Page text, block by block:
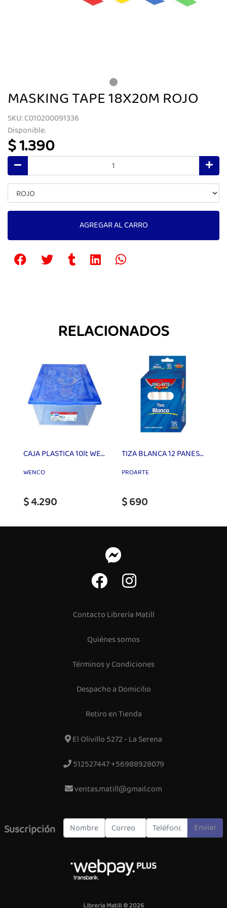
MASKING TAPE 18X20M ROJO
SKU: C010200091336
Disponible.
$ 1.390
AGREGAR AL CARRO
RELACIONADOS
CAJA PLASTICA 10lt WENCO
WENCO
$ 4.290
TIZA BLANCA 12 PANES PROARTE
PROARTE
$ 690
Contacto Librería Matill
Quiénes somos
Términos y Condiciones
Despacho a Domicilio
Retiro en Tienda
El Olivillo 5272 - La Serena
512527447 +56988928079
ventas.matill@gmail.com
Suscripción Enviar